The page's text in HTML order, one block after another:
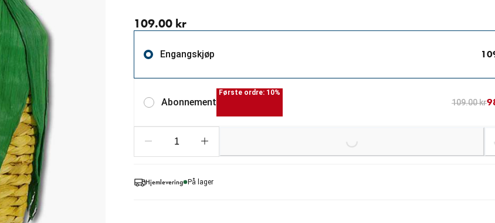
109.00 kr
Engangskjøp
Abonnement
Første ordre: 10%
109.00 kr
Loading...
Hjemlevering På lager